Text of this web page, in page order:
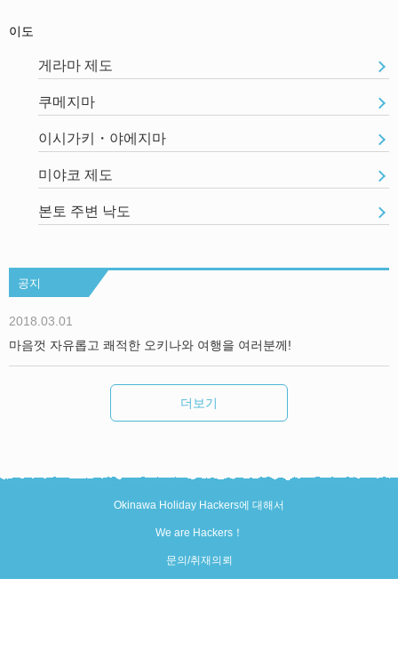
이도
게라마 제도
쿠메지마
이시가키・야에지마
미야코 제도
본토 주변 낙도
공지
2018.03.01
마음껏 자유롭고 쾌적한 오키나와 여행을 여러분께!
더보기
Okinawa Holiday Hackers에 대해서
We are Hackers！
문의/취재의뢰